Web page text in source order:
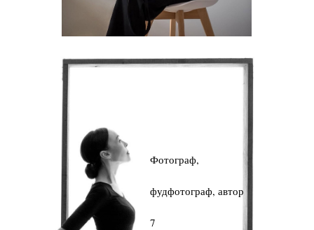
Фотограф,
фудфотограф, автор
7